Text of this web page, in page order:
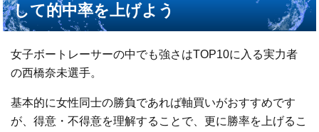
して的中率を上げよう
女子ボートレーサーの中でも強さはTOP10に入る実力者
の西橋奈未選手。
基本的に女性同士の勝負であれば軸買いがおすすめです
が、得意・不得意を理解することで、更に勝率を上げるこ